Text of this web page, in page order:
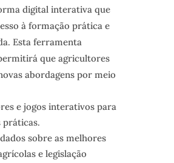
digital interativa que
à formação prática e
Esta ferramenta
que agricultores
abordagens por meio
e jogos interativos para
práticas.
sobre as melhores
e legislação